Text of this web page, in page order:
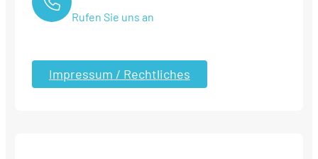
Rufen Sie uns an
Impressum / Rechtliches